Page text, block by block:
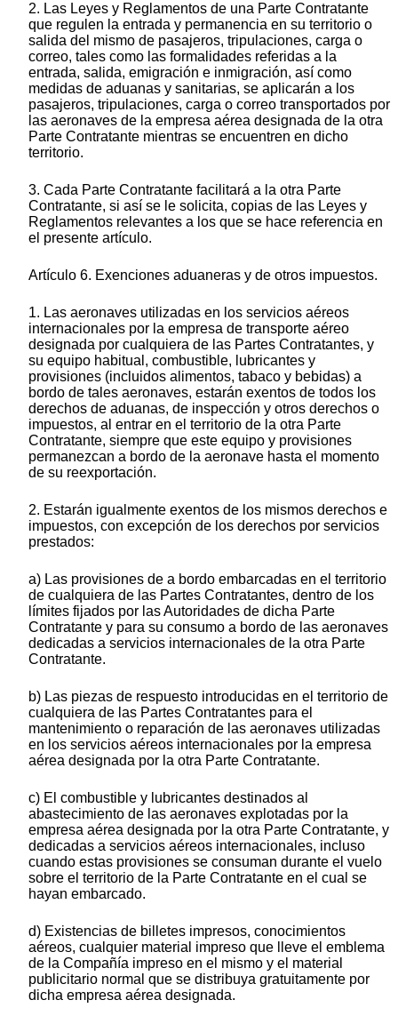
2. Las Leyes y Reglamentos de una Parte Contratante
que regulen la entrada y permanencia en su territorio o
salida del mismo de pasajeros, tripulaciones, carga o
correo, tales como las formalidades referidas a la
entrada, salida, emigración e inmigración, así como
medidas de aduanas y sanitarias, se aplicarán a los
pasajeros, tripulaciones, carga o correo transportados por
las aeronaves de la empresa aérea designada de la otra
Parte Contratante mientras se encuentren en dicho
territorio.
3. Cada Parte Contratante facilitará a la otra Parte
Contratante, si así se le solicita, copias de las Leyes y
Reglamentos relevantes a los que se hace referencia en
el presente artículo.
Artículo 6. Exenciones aduaneras y de otros impuestos.
1. Las aeronaves utilizadas en los servicios aéreos
internacionales por la empresa de transporte aéreo
designada por cualquiera de las Partes Contratantes, y
su equipo habitual, combustible, lubricantes y
provisiones (incluidos alimentos, tabaco y bebidas) a
bordo de tales aeronaves, estarán exentos de todos los
derechos de aduanas, de inspección y otros derechos o
impuestos, al entrar en el territorio de la otra Parte
Contratante, siempre que este equipo y provisiones
permanezcan a bordo de la aeronave hasta el momento
de su reexportación.
2. Estarán igualmente exentos de los mismos derechos e
impuestos, con excepción de los derechos por servicios
prestados:
a) Las provisiones de a bordo embarcadas en el territorio
de cualquiera de las Partes Contratantes, dentro de los
límites fijados por las Autoridades de dicha Parte
Contratante y para su consumo a bordo de las aeronaves
dedicadas a servicios internacionales de la otra Parte
Contratante.
b) Las piezas de respuesto introducidas en el territorio de
cualquiera de las Partes Contratantes para el
mantenimiento o reparación de las aeronaves utilizadas
en los servicios aéreos internacionales por la empresa
aérea designada por la otra Parte Contratante.
c) El combustible y lubricantes destinados al
abastecimiento de las aeronaves explotadas por la
empresa aérea designada por la otra Parte Contratante, y
dedicadas a servicios aéreos internacionales, incluso
cuando estas provisiones se consuman durante el vuelo
sobre el territorio de la Parte Contratante en el cual se
hayan embarcado.
d) Existencias de billetes impresos, conocimientos
aéreos, cualquier material impreso que lleve el emblema
de la Compañía impreso en el mismo y el material
publicitario normal que se distribuya gratuitamente por
dicha empresa aérea designada.